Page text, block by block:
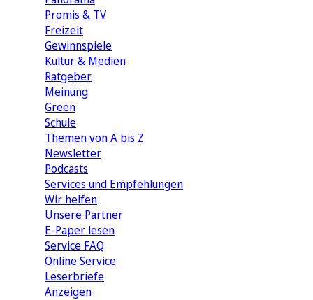
Promis & TV
Freizeit
Gewinnspiele
Kultur & Medien
Ratgeber
Meinung
Green
Schule
Themen von A bis Z
Newsletter
Podcasts
Services und Empfehlungen
Wir helfen
Unsere Partner
E-Paper lesen
Service FAQ
Online Service
Leserbriefe
Anzeigen